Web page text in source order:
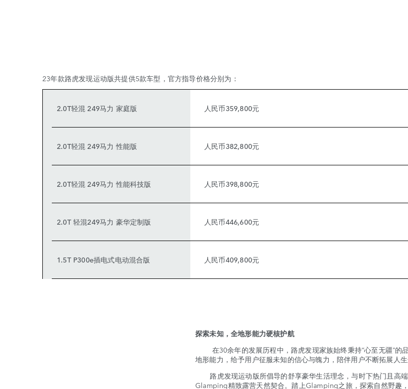
23年款路虎发现运动版共提供5款车型，官方指导价格分别为：
2.0T轻混 249马力 家庭版 人民币359,800元
2.0T轻混 249马力 性能版 人民币382,800元
2.0T轻混 249马力 性能科技版 人民币398,800元
2.0T 轻混249马力 豪华定制版 人民币446,600元
1.5T P300e插电式电动混合版 人民币409,800元
探索未知，全地形能力硬核护航
在30余年的发展历程中，路虎发现家族始终秉持“心至无疆”的
地形能力，给予用户征服未知的信心与魄力，陪伴用户不断拓展人生
路虎发现运动版所倡导的舒享豪华生活理念，与时下热门且高
Glamping精致露营天然契合。踏上Glamping之旅，探索自然野趣